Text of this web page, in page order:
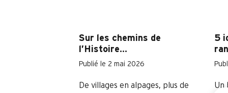
Sur les chemins de
l’Histoire…
Publié le 2 mai 2026
De villages en alpages, plus de
5
Un